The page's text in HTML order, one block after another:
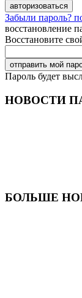
Забыли пароль?
восстановление
Восстановите
Пароль будет
НОВОСТИ
БОЛЬШЕ